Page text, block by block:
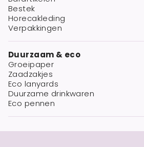
Bestek
Horecakleding
Verpakkingen
Duurzaam & eco
Groeipaper
Zaadzakjes
Eco lanyards
Duurzame drinkwaren
Eco pennen